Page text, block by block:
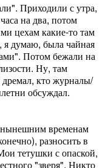
Приходили с утра,
на два, потом
цехам какие-то там
я думаю, была чайная
Потом бежали на
Ну, там
дремал, кто журналы/
обсуждал.
временам
разносить в
тетушки с опаской,
"зверя". Никто